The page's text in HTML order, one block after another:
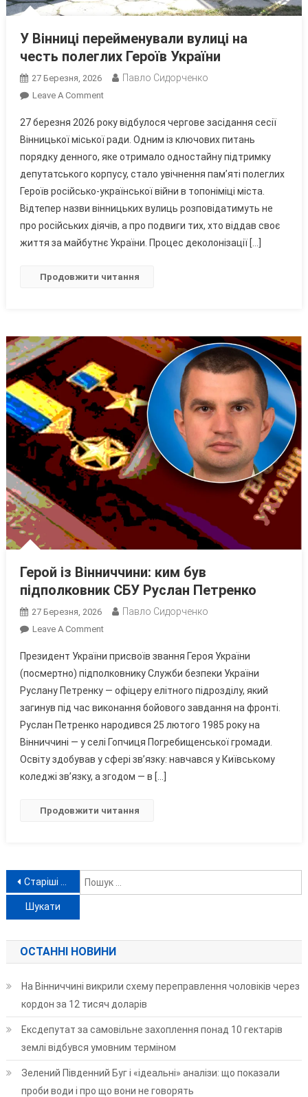
У Вінниці перейменували вулиці на
честь полеглих Героїв України
27 Березня, 2026 Павло Сидорченко
Leave A CommentOn
Вінниці
Перейменували
Вулиці
На
Честь
Полеглих
Героїв
України
27 березня 2026 року відбулося чергове засідання сесії
Вінницької міської ради. Одним із ключових питань
порядку денного, яке отримало одностайну підтримку
депутатського корпусу, стало увічнення пам’яті полеглих
Героїв російсько-української війни в топоніміці міста.
Відтепер назви вінницьких вулиць розповідатимуть не
про російських діячів, а про подвиги тих, хто віддав своє
життя за майбутнє України. Процес деколонізації […]
Продовжити читання
Герой із Вінниччини: ким був
підполковник СБУ Руслан Петренко
27 Березня, 2026 Павло Сидорченко
Leave A CommentOn
Із
Вінниччини:
Ким
Був
Підполковник
СБУ
Руслан
Президент України присвоїв звання Героя України
(посмертно) підполковнику Служби безпеки України
Руслану Петренку — офіцеру елітного підрозділу, який
загинув під час виконання бойового завдання на фронті.
Руслан Петренко народився 25 лютого 1985 року на
Вінниччині — у селі Гопчиця Погребищенської громади.
Освіту здобував у сфері зв’язку: навчався у Київському
коледжі зв’язку, а згодом — в […]
Продовжити читання
Навігація
за
записами
Старіші записи
ОСТАННІ НОВИНИ
На Вінниччині викрили схему переправлення чоловіків через
кордон за 12 тисяч доларів
Ексдепутат за самовільне захоплення понад 10 гектарів
землі відбувся умовним терміном
Зелений Південний Буг і «ідеальні» аналізи: що показали
проби води і про що вони не говорять